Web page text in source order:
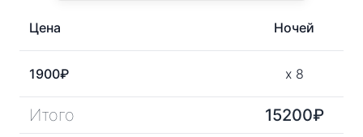
Цена Ночей
1900₽ x 8
Итого 15200₽